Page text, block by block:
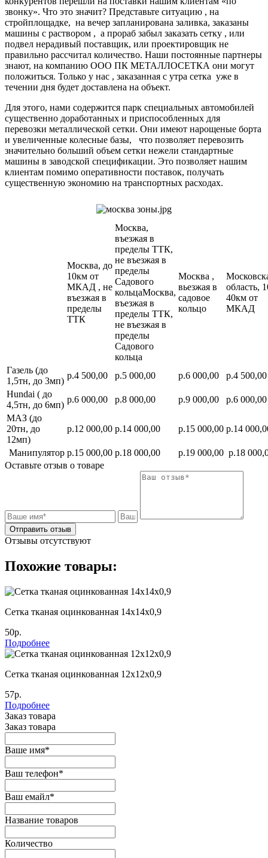
звонку». Что это значит? Представьте ситуацию , на
стройплощадке, на вечер запланирована заливка, заказаны
машины с раствором , а прораб забыл заказать сетку , или
подвел нерадивый поставщик, или проектировщик не
правильно рассчитал количество. Наши постоянные партнеры
знают, на компанию ООО ПК МЕТАЛЛОСЕТКА они могут
положиться. Только у нас , заказанная с утра сетка уже в
течении дня будет доставлена на объект.
Для этого, нами содержится парк специальных автомобилей
существенно доработанных и приспособленных для
перевозки металлической сетки. Они имеют нарощеные борта
и увеличенные колесные базы, что позволяет перевозить
значительно больший объем сетки нежели стандартные
машины в заводской спецификации. Это позволяет нашим
клиентам помимо оперативности поставок, получать
существенную экономию на транспортных расходах.
Москва, до
10км от
МКАД , не
въезжая в
пределы
ТТК
Москва,
въезжая в
пределы ТТК,
не въезжая в
пределы
Садового
кольцаМосква,
въезжая в
пределы ТТК,
не въезжая в
пределы
Садового
кольца
Москва ,
вьезжая в
садовое
кольцо
область,
40км от
МКАД
Газель (до
1,5тн, до 3мп)
р.4 500,00 р.5 000,00 р.6 000,00
р.4 500,00
Hundai ( до
4,5тн, до 6мп)
р.6 000,00 р.8 000,00 р.9 000,00
р.6 000,00
МАЗ (до
20тн, до
12мп)
р.12 000,00 р.14 000,00 р.15 000,00 р.14
Манипулятор р.15 000,00 р.18 000,00 р.19 000,00 р.18
Оставьте отзыв о товаре
Отправить отзыв
Отзывы отсутствуют
Похожие товары:
Сетка тканая оцинкованная 14х14х0,9
50р.
Подробнее
Сетка тканая оцинкованная 12х12х0,9
57р.
Подробнее
Заказ товара
Заказ товара
Ваше имя*
Ваш телефон*
Ваш емайл*
Название товаров
Количество